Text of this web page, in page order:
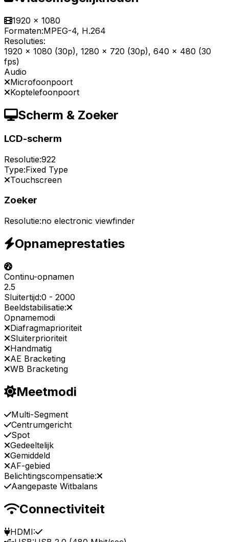
1920 x 1080
Formaten:MPEG-4, H.264
Resoluties:
1920 x 1080 (30p), 1280 x 720 (30p), 640 x 480 (30
fps)
Audio
Microfoonpoort
Koptelefoonpoort
Scherm & Zoeker
LCD-scherm
Resolutie:922
Type:Fixed Type
Touchscreen
Zoeker
Resolutie:no electronic viewfinder
Opnameprestaties
Continu-opnamen
2.5
Sluitertijd:0 - 2000
Beeldstabilisatie:
Opnamemodi
Diafragmaprioriteit
Sluiterprioriteit
Handmatig
AE Bracketing
WB Bracketing
Meetmodi
Multi-Segment
Centrumgericht
Spot
Gedeeltelijk
Gemiddeld
AF-gebied
Belichtingscompensatie:
Aangepaste Witbalans
Connectiviteit
HDMI: